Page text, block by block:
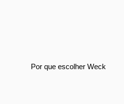
Por que escolher Weck